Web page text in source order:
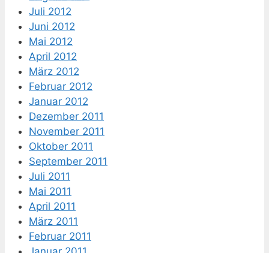
Juli 2012
Juni 2012
Mai 2012
April 2012
März 2012
Februar 2012
Januar 2012
Dezember 2011
November 2011
Oktober 2011
September 2011
Juli 2011
Mai 2011
April 2011
März 2011
Februar 2011